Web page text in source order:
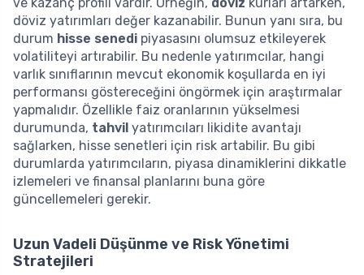
döviz yatırımları değer kazanabilir. Bunun yanı sıra, bu
durum hisse senedi piyasasını olumsuz etkileyerek
volatiliteyi artırabilir. Bu nedenle yatırımcılar, hangi
varlık sınıflarının mevcut ekonomik koşullarda en iyi
performansı göstereceğini öngörmek için araştırmalar
yapmalıdır. Özellikle faiz oranlarının yükselmesi
durumunda, tahvil yatırımcıları likidite avantajı
sağlarken, hisse senetleri için risk artabilir. Bu gibi
durumlarda yatırımcıların, piyasa dinamiklerini dikkatle
izlemeleri ve finansal planlarını buna göre
güncellemeleri gerekir.
Uzun Vadeli Düşünme ve Risk Yönetimi
Stratejileri